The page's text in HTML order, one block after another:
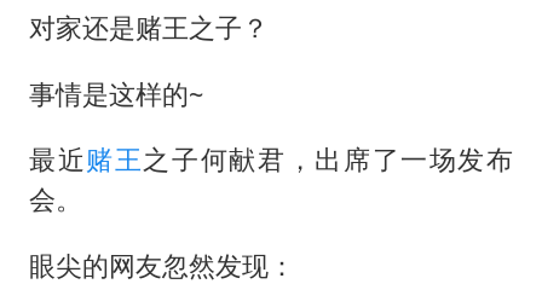
构建更高水平的全民健身公共服务体系
对家还是赌王之子？
事情是这样的~
最近赌王之子何献君，出席了一场发布
会。
眼尖的网友忽然发现：